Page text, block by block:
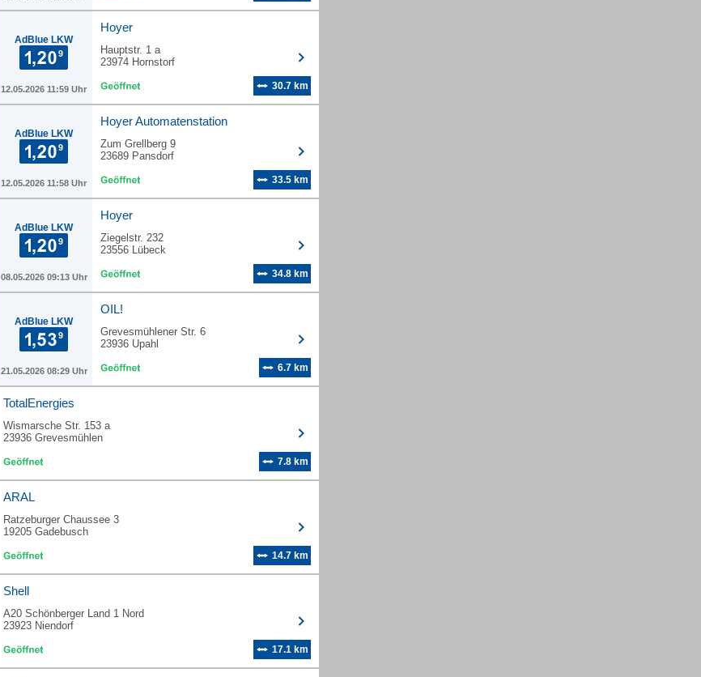
AdBlue LKW
12.05.2026 11:59 Uhr
Hoyer
Hauptstr. 1 a
23974 Hornstorf
30.7 km
AdBlue LKW
12.05.2026 11:58 Uhr
Hoyer Automatenstation
Zum Grellberg 9
23689 Pansdorf
33.5 km
AdBlue LKW
08.05.2026 09:13 Uhr
Hoyer
Ziegelstr. 232
23556 Lübeck
34.8 km
AdBlue LKW
21.05.2026 08:29 Uhr
OIL!
Grevesmühlener Str. 6
23936 Upahl
6.7 km
TotalEnergies
Wismarsche Str. 153 a
23936 Grevesmühlen
7.8 km
ARAL
Ratzeburger Chaussee 3
19205 Gadebusch
14.7 km
Shell
A20 Schönberger Land 1 Nord
23923 Niendorf
17.1 km